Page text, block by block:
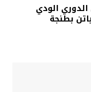
الودي
بطنجة